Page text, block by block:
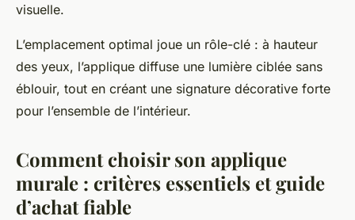
visuelle.
L’emplacement optimal joue un rôle-clé : à hauteur
des yeux, l’applique diffuse une lumière ciblée sans
éblouir, tout en créant une signature décorative forte
pour l’ensemble de l’intérieur.
Comment choisir son applique
murale : critères essentiels et guide
d’achat fiable